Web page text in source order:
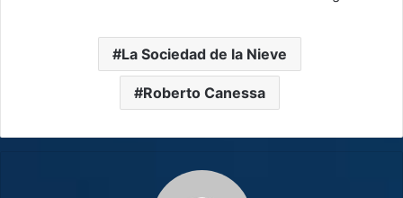
La Sociedad de la Nieve
Roberto Canessa